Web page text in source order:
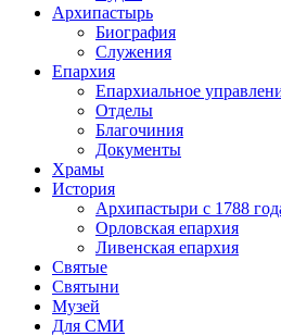
Архипастырь
Биография
Служения
Епархия
Епархиальное
Отделы
Благочиния
Документы
Храмы
История
Архипастыри с 1788
Орловская епархия
Ливенская епархия
Святые
Святыни
Музей
Для СМИ